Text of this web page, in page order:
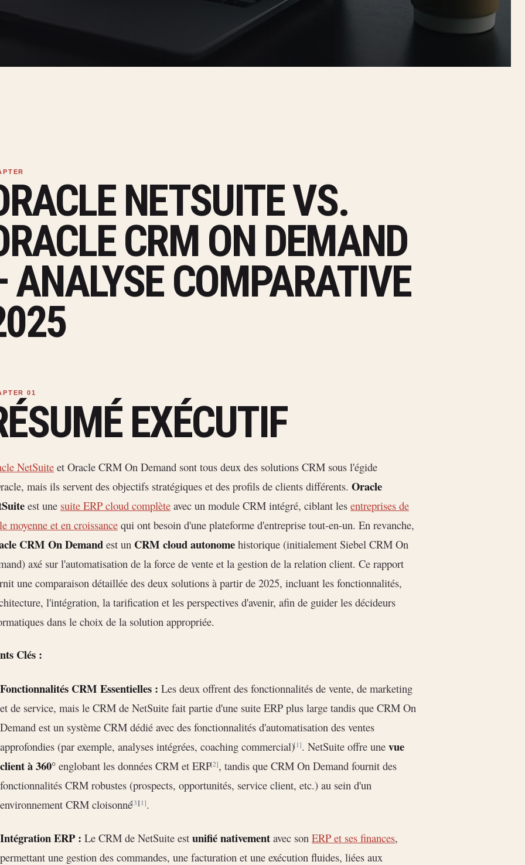
NETSUITE VS.
CRM ON DEMAND
ANALYSE COMPARATIVE
EXÉCUTIF
NetSuiteet Oracle CRM On Demand sont tous deux des solutions CRM sous l'égide
mais ils servent des objectifs stratégiques et des profils de clients différents. Oracle
est une suite ERP cloud complète avec un module CRM intégré, ciblant les entreprises de
moyenne et en croissance qui ont besoin d'une plateforme d'entreprise tout-en-un. En revanche,
CRM On Demand est un CRM cloud autonome historique (initialement Siebel CRM On
axé sur l'automatisation de la force de vente et la gestion de la relation client. Ce rapport
une comparaison détaillée des deux solutions à partir de 2025, incluant les fonctionnalités,
l'intégration, la tarification et les perspectives d'avenir, afin de guider les décideurs
dans le choix de la solution appropriée.
Clés :
Fonctionnalités CRM Essentielles : Les deux offrent des fonctionnalités de vente, de marketing
et de service, mais le CRM de NetSuite fait partie d'une suite ERP plus large tandis que CRM On
Demand est un système CRM dédié avec des fonctionnalités d'automatisation des ventes
approfondies (par exemple, analyses intégrées, coaching commercial)[1]. NetSuite offre une vue
client à 360° englobant les données CRM et ERP[2], tandis que CRM On Demand fournit des
fonctionnalités CRM robustes (prospects, opportunités, service client, etc.) au sein d'un
environnement CRM cloisonné[3][1].
Intégration ERP : Le CRM de NetSuite est unifié nativement avec son ERP et ses finances,
permettant une gestion des commandes, une facturation et une exécution fluides, liées aux